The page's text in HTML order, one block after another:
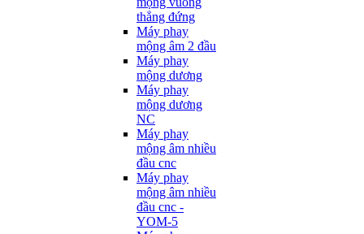
thẳng đứng
Máy phay
mộng âm 2 đầu
Máy phay
mộng dương
Máy phay
mộng dương
NC
Máy phay
mộng âm nhiều
đầu cnc
Máy phay
mộng âm nhiều
đầu cnc -
YOM-5